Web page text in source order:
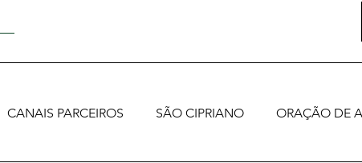
CANAIS PARCEIROS SÃO CIPRIANO ORAÇÃO DE